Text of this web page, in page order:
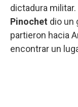
dictadura militar.
Pinochet dio un
partieron hacia
encontrar un